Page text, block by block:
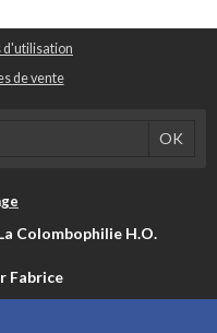
d'utilisation
de vente
Colombophilie H.O.
Fabrice